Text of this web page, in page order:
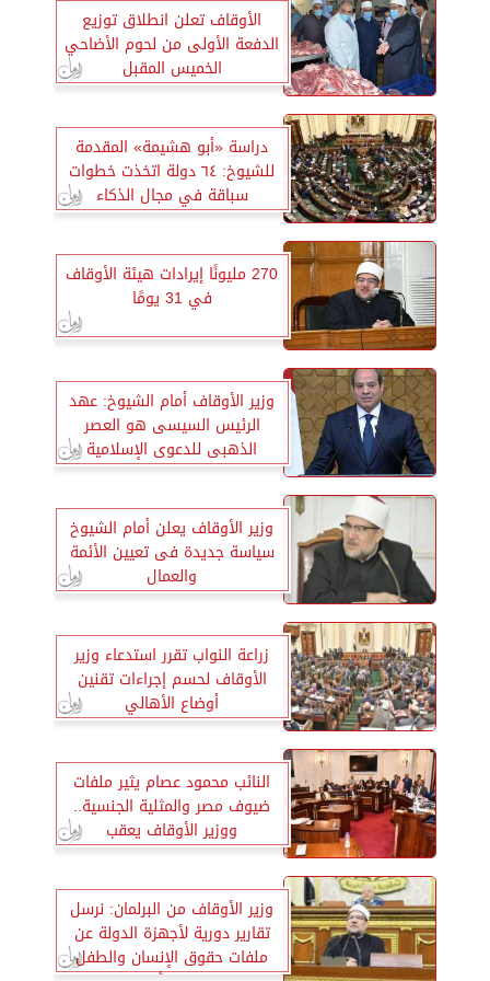
الأوقاف تعلن انطلاق توزيع
الدفعة الأولى من لحوم الأضاحي
الخميس المقبل
دراسة «أبو هشيمة» المقدمة
للشيوخ: ٦٤ دولة اتخذت خطوات
سباقة في مجال الذكاء
الاصطناعي من بينهم مصر
270 مليونًا إيرادات هيئة الأوقاف
في 31 يومًا
وزير الأوقاف أمام الشيوخ: عهد
الرئيس السيسى هو العصر
الذهبى للدعوى الإسلامية
وعمارة المساجد
وزير الأوقاف يعلن أمام الشيوخ
سياسة جديدة فى تعيين الأئمة
والعمال
زراعة النواب تقرر استدعاء وزير
الأوقاف لحسم إجراءات تقنين
أوضاع الأهالي
النائب محمود عصام يثير ملفات
ضيوف مصر والمثلية الجنسية..
ووزير الأوقاف يعقب
وزير الأوقاف من البرلمان: نرسل
تقارير دورية لأجهزة الدولة عن
ملفات حقوق الإنسان والطفل